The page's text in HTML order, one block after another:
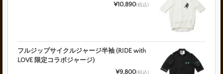
¥10,890(税込)
フルジップサイクルジャージ半袖 (RIDE with
LOVE 限定コラボジャージ)
¥9,800(税込)